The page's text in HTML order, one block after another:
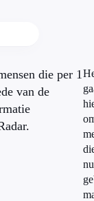
die per 1
van de
nu